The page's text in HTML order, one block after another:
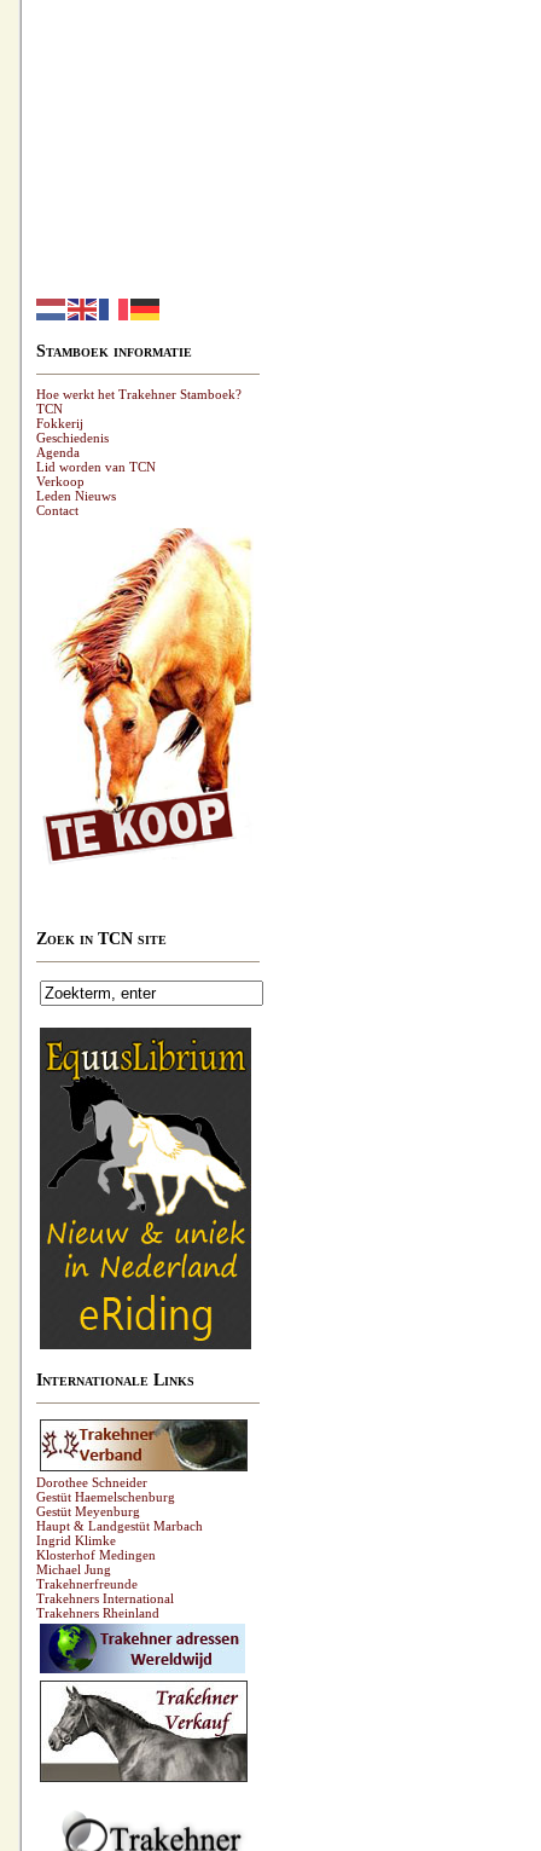
Stamboek informatie
Hoe werkt het Trakehner Stamboek?
TCN
Fokkerij
Geschiedenis
Agenda
Lid worden van TCN
Verkoop
Leden Nieuws
Contact
Zoek in TCN site
Internationale Links
Dorothee Schneider
Gestüt Haemelschenburg
Gestüt Meyenburg
Haupt & Landgestüt Marbach
Ingrid Klimke
Klosterhof Medingen
Michael Jung
Trakehnerfreunde
Trakehners International
Trakehners Rheinland